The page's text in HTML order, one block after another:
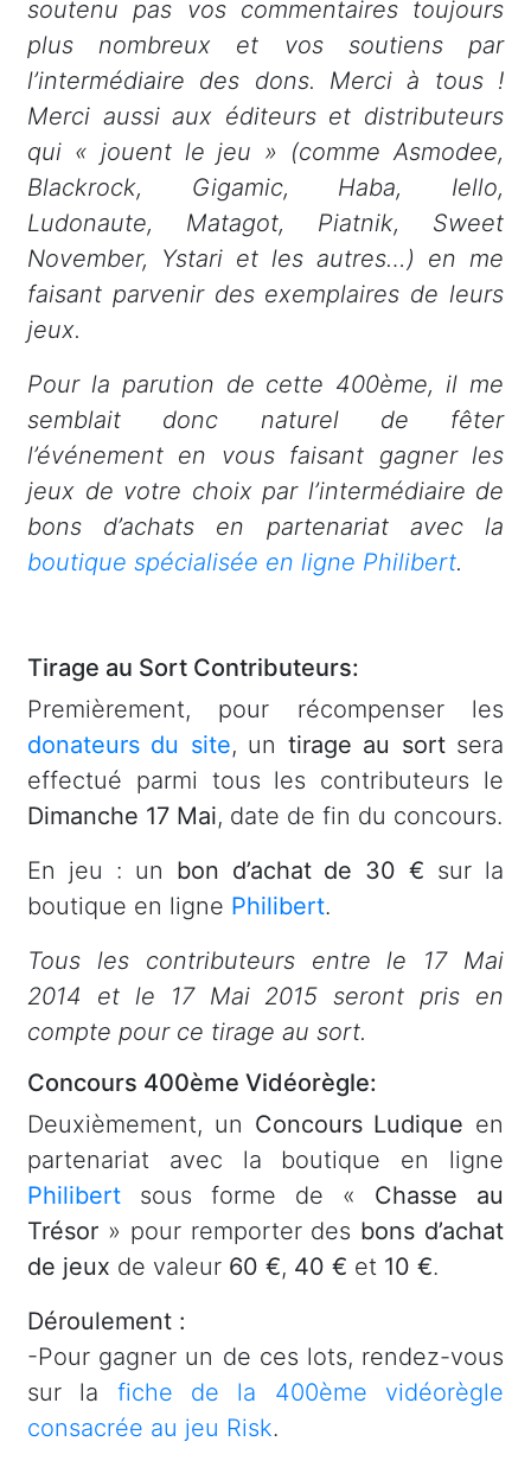
soutenu pas vos commentaires toujours
plus nombreux et vos soutiens par
l’intermédiaire des dons. Merci à tous !
Merci aussi aux éditeurs et distributeurs
qui « jouent le jeu » (comme Asmodee,
Blackrock, Gigamic, Haba, Iello,
Ludonaute, Matagot, Piatnik, Sweet
November, Ystari et les autres…) en me
faisant parvenir des exemplaires de leurs
jeux.
Pour la parution de cette 400ème, il me
semblait donc naturel de fêter
l’événement en vous faisant gagner les
jeux de votre choix par l’intermédiaire de
bons d’achats en partenariat avec la
boutique spécialisée en ligne Philibert.
Tirage au Sort Contributeurs:
Premièrement, pour récompenser les
donateurs du site, un tirage au sortsera
effectué parmi tous les contributeurs le
Dimanche 17 Mai, date de fin du concours.
En jeu : un bon d’achat de 30 € sur la
boutique en ligne Philibert.
Tous les contributeurs entre le 17 Mai
2014 et le 17 Mai 2015 seront pris en
compte pour ce tirage au sort.
Concours 400ème Vidéorègle:
Deuxièmement, un Concours Ludique en
partenariat avec la boutique en ligne
Philibert sous forme de « Chasse au
Trésor » pour remporter des bons d’achat
de jeux de valeur 60 €, 40 € et 10 €.
Déroulement :
-Pour gagner un de ces lots, rendez-vous
sur la fiche de la 400ème vidéorègle
consacrée au jeu Risk.